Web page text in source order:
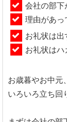
会社の部下
理由があっ
お礼状は出
お礼状はハ
お歳暮やお中元
いろいろ立ち回